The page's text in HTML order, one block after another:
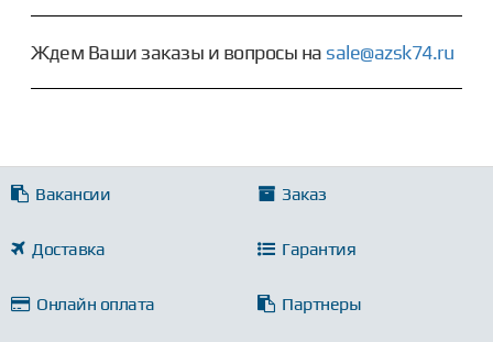
Ждем Ваши заказы и вопросы на sale@azsk74.ru
Вакансии Заказ
Доставка Гарантия
Онлайн оплата Партнеры